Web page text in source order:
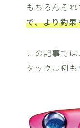
もちろんそ
で、より釣
この記事で
タックル例